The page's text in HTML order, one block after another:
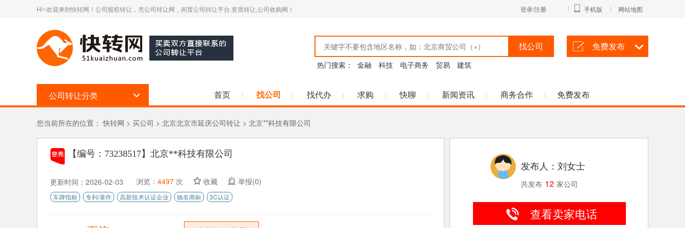
Hi~欢迎来到快转网！公司股权转让，壳公司转让网，闲置公司转让平台,资质转让,公司收购网！ 登录/注册 手机版 网站地图
找公司
热门搜索： 金融 科技 电子商务 贸易 建筑
免费发布
公司转让分类 首页 找公司 找代办 求购 快聊 新闻资讯 商务合作 免费发布
您当前所在的位置：快转网 > 买公司 > 北京北京市延庆公司转让 > 北京**科技有限公司
【编号：73238517】 北京**科技有限公司
更新时间：2026-02-03 浏览： 4497次 收藏 举报(0)
车牌指标 专利/著作 高新技术认证企业 驰名商标 3C认证
发布人：刘女士
共发布 12 家公司
查看卖家电话